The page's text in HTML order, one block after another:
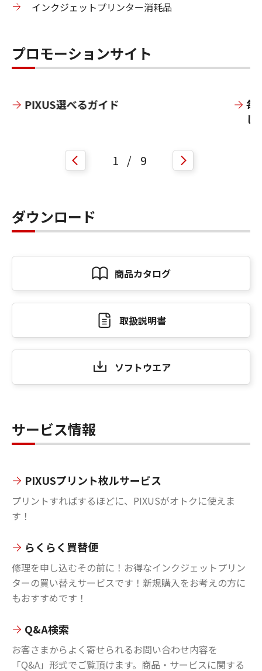
インクジェットプリンター消耗品
プロモーションサイト
PIXUS選べるガイド
毎
し
1 / 9
ダウンロード
商品カタログ
取扱説明書
ソフトウエア
サービス情報
PIXUSプリント枚ルサービス
プリントすればするほどに、PIXUSがオトクに使えま
す！
らくらく買替便
修理を申し込むその前に！お得なインクジェットプリン
ターの買い替えサービスです！新規購入をお考えの方に
もおすすめです！
Q&A検索
お客さまからよく寄せられるお問い合わせ内容を
「Q&A」形式でご覧頂けます。商品・サービスに関する